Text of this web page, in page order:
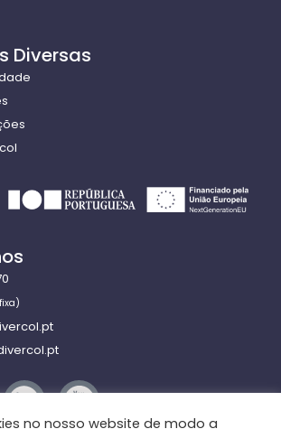
Diversas
no nosso website de modo a